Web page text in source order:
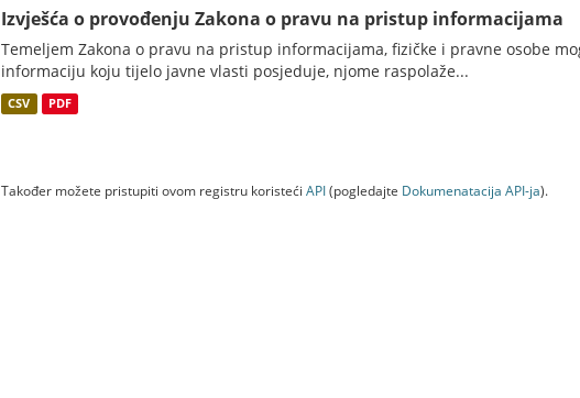
Izvješća o provođenju Zakona o pravu na pristup informacijama
Temeljem Zakona o pravu na pristup informacijama, fizičke i pravne osobe
informaciju koju tijelo javne vlasti posjeduje, njome raspolaže...
CSV PDF
Također možete pristupiti ovom registru koristeći API(pogledajte Dokumenаtаcijа API-jа).